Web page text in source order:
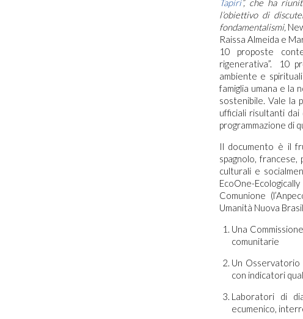
Tapiri”, che ha
l’obiettivo di
fondamentalismi,
Raissa Almeida e
10 proposte
rigenerativa”. 10
ambiente e
famiglia umana e la
sostenibile. Vale la
ufficiali risultanti
programmazione di
Il documento è il
spagnolo,
culturali e
EcoOne-
Comunione
Umanità Nuova
Una
comunitarie
Un Osservatorio
con indicatori
Laboratori di
ecumenico,